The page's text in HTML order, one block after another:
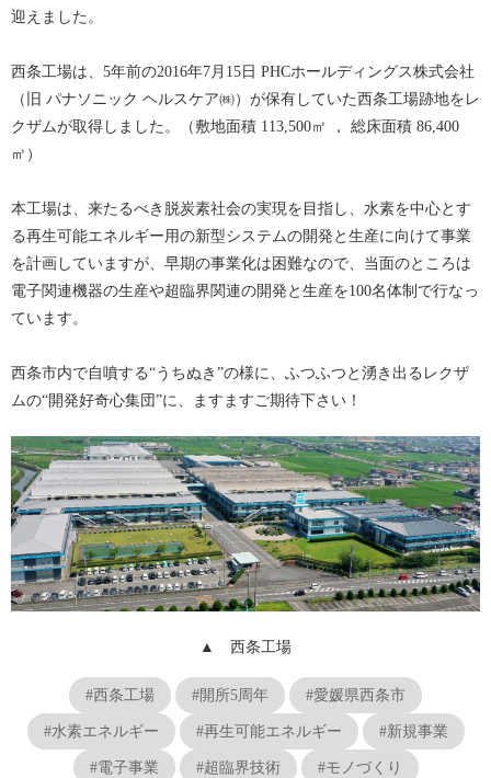
迎えました。
西条工場は、5年前の2016年7月15日 PHCホールディングス株式会社
（旧 パナソニック ヘルスケア㈱）が保有していた西条工場跡地をレ
クザムが取得しました。（敷地面積 113,500㎡ ， 総床面積 86,400
㎡）
本工場は、来たるべき脱炭素社会の実現を目指し、水素を中心とす
る再生可能エネルギー用の新型システムの開発と生産に向けて事業
を計画していますが、早期の事業化は困難なので、当面のところは
電子関連機器の生産や超臨界関連の開発と生産を100名体制で行なっ
ています。
西条市内で自噴する“うちぬき”の様に、ふつふつと湧き出るレクザ
ムの“開発好奇心集団”に、ますますご期待下さい！
▲ 西条工場
#西条工場 #開所5周年 #愛媛県西条市
#水素エネルギー #再生可能エネルギー #新規事業
#電子事業 #超臨界技術 #モノづくり